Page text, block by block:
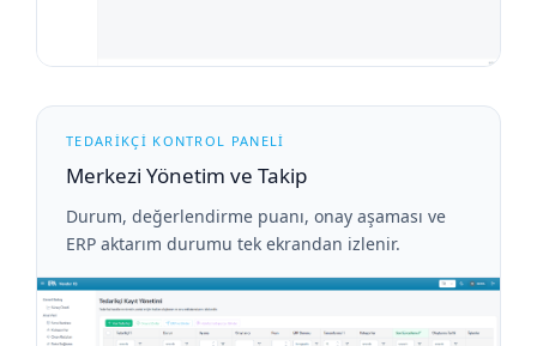
TEDARİKÇİ KONTROL PANELİ
Merkezi Yönetim ve Takip
Durum, değerlendirme puanı, onay aşaması ve
ERP aktarım durumu tek ekrandan izlenir.